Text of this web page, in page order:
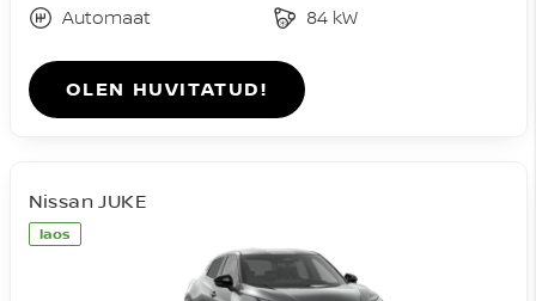
Automaat
84 kW
OLEN HUVITATUD!
laos
Nissan JUKE